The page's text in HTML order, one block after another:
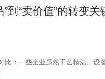
到“卖价值”的转变关
：一些企业虽然工艺精湛、